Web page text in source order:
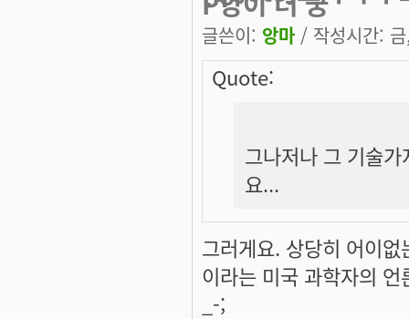
글쓴이: 앙마 / 작성시간:
Quote:
그나저나 그 기술
요...
그러게요. 상당히 어이
이라는 미국 과학자의
_-;